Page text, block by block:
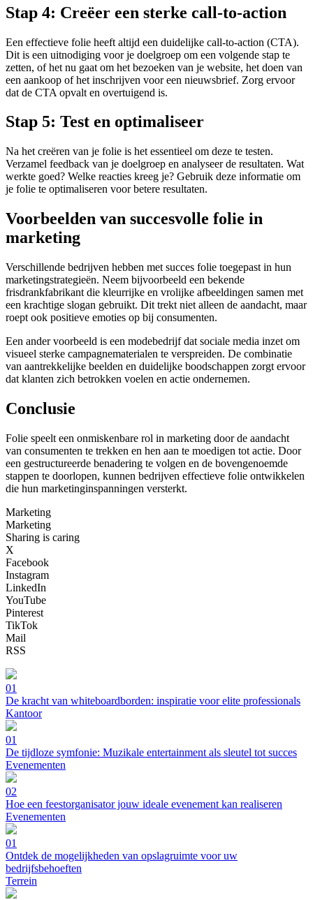
Stap 4: Creëer een sterke call-to-action
Een effectieve folie heeft altijd een duidelijke call-to-action (CTA).
Dit is een uitnodiging voor je doelgroep om een volgende stap te
zetten, of het nu gaat om het bezoeken van je website, het doen van
een aankoop of het inschrijven voor een nieuwsbrief. Zorg ervoor
dat de CTA opvalt en overtuigend is.
Stap 5: Test en optimaliseer
Na het creëren van je folie is het essentieel om deze te testen.
Verzamel feedback van je doelgroep en analyseer de resultaten. Wat
werkte goed? Welke reacties kreeg je? Gebruik deze informatie om
je folie te optimaliseren voor betere resultaten.
Voorbeelden van succesvolle folie in
marketing
Verschillende bedrijven hebben met succes folie toegepast in hun
marketingstrategieën. Neem bijvoorbeeld een bekende
frisdrankfabrikant die kleurrijke en vrolijke afbeeldingen samen met
een krachtige slogan gebruikt. Dit trekt niet alleen de aandacht, maar
roept ook positieve emoties op bij consumenten.
Een ander voorbeeld is een modebedrijf dat sociale media inzet om
visueel sterke campagnematerialen te verspreiden. De combinatie
van aantrekkelijke beelden en duidelijke boodschappen zorgt ervoor
dat klanten zich betrokken voelen en actie ondernemen.
Conclusie
Folie speelt een onmiskenbare rol in marketing door de aandacht
van consumenten te trekken en hen aan te moedigen tot actie. Door
een gestructureerde benadering te volgen en de bovengenoemde
stappen te doorlopen, kunnen bedrijven effectieve folie ontwikkelen
die hun marketinginspanningen versterkt.
Marketing
Marketing
Sharing is caring
X
Facebook
Instagram
LinkedIn
YouTube
Pinterest
TikTok
Mail
RSS
01
De kracht van whiteboardborden: inspiratie voor elite professionals
Kantoor
01
De tijdloze symfonie: Muzikale entertainment als sleutel tot succes
Evenementen
02
Hoe een feestorganisator jouw ideale evenement kan realiseren
Evenementen
01
Ontdek de mogelijkheden van opslagruimte voor uw
bedrijfsbehoeften
Terrein